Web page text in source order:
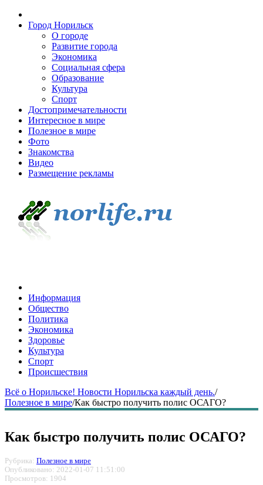
Город Норильск
О городе
Развитие города
Экономика
Социальная сфера
Образование
Культура
Спорт
Достопримечательности
Интересное в мире
Полезное в мире
Фото
Знакомства
Видео
Размещение рекламы
Информация
Общество
Политика
Экономика
Здоровье
Культура
Спорт
Происшествия
Всё о Норильске! Новости Норильска каждый день./
Полезное в мире/Как быстро получить полис ОСАГО?
Как быстро получить полис ОСАГО?
Рубрика: Полезное в мире
Опубликовано: 2022-01-07 11:51:00
Просмотров: 1904